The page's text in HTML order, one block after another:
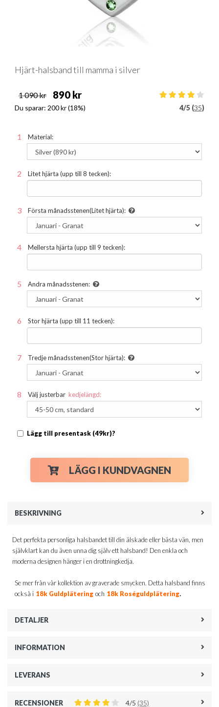
Hjärt-halsband till mamma i silver
1 090 kr 890 kr
Du sparar: 200 kr(18%) 4/5 (35)
Material:
Litet hjärta (upp till 8 tecken):
Första månadsstenen(Litet hjärta):
Mellersta hjärta (upp till 9 tecken):
Andra månadsstenen:
Stor hjärta (upp till 11 tecken):
Tredje månadsstenen(Stor hjärta):
Välj justerbar kedjelängd:
Lägg till presentask (49kr)?
LÄGG I KUNDVAGNEN
BESKRIVNING
Det perfekta personliga halsbandet till din älskade eller bästa vän, men
självklart kan du även unna dig själv ett halsband! Den enkla och
moderna designen hänger i en drottningkedja.
Se mer från vår kollektion av graverade smycken. Detta halsband finns
också i 18k Guldplätering och 18k Roséguldplätering.
DETALJER
INFORMATION
LEVERANS
RECENSIONER 4/5 (35)